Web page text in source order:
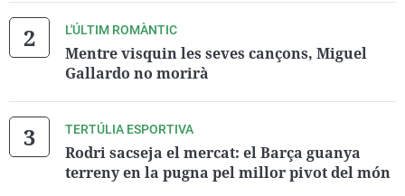
L'ÚLTIM ROMÀNTIC
Mentre visquin les seves cançons, Miguel
Gallardo no morirà
TERTÚLIA ESPORTIVA
Rodri sacseja el mercat: el Barça guanya
terreny en la pugna pel millor pivot del món